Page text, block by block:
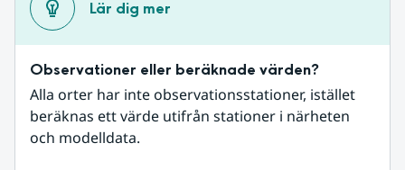
Lär dig mer
Observationer eller beräknade värden?
Alla orter har inte observationsstationer, istället
beräknas ett värde utifrån stationer i närheten
och modelldata.